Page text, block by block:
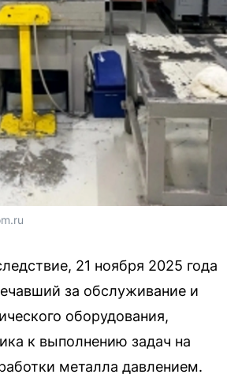
21 ноября 2025 года
за обслуживание и
оборудования,
к выполнению задач на
металла давлением.